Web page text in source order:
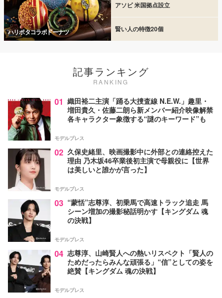
ハリポタコラボドーナツ
アソビ 米国拠点設立
賢い人の特徴20個
記事ランキング
RANKING
01 織田裕二主演「踊る大捜査線 N.E.W.」趣里・
増田貴久・佐藤二朗ら新メンバー紹介映像解禁
各キャラクター象徴する“謎のキーワード”も
モデルプレス
02 久保史緒里、映画撮影中に外部との連絡控えた
理由 乃木坂46卒業後初主演で母親役に【世界
は美しいと誰かが言った】
モデルプレス
03 “蒙恬”志尊淳、初乗馬で高速トラック追走 馬
シーン増加の撮影秘話明かす【キングダム 魂
の決戦】
モデルプレス
04 志尊淳、山崎賢人への熱いリスペクト「賢人の
ためだったらみんな頑張る」“信”としての姿を
絶賛【キングダム 魂の決戦】
モデルプレス